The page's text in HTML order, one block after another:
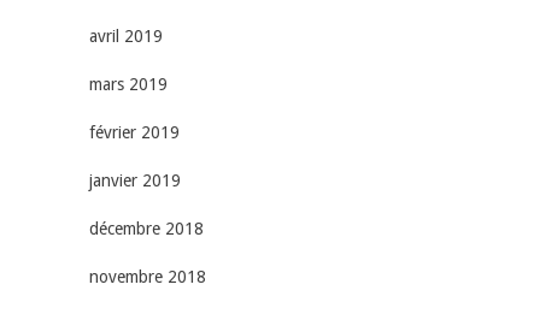
avril 2019
mars 2019
février 2019
janvier 2019
décembre 2018
novembre 2018